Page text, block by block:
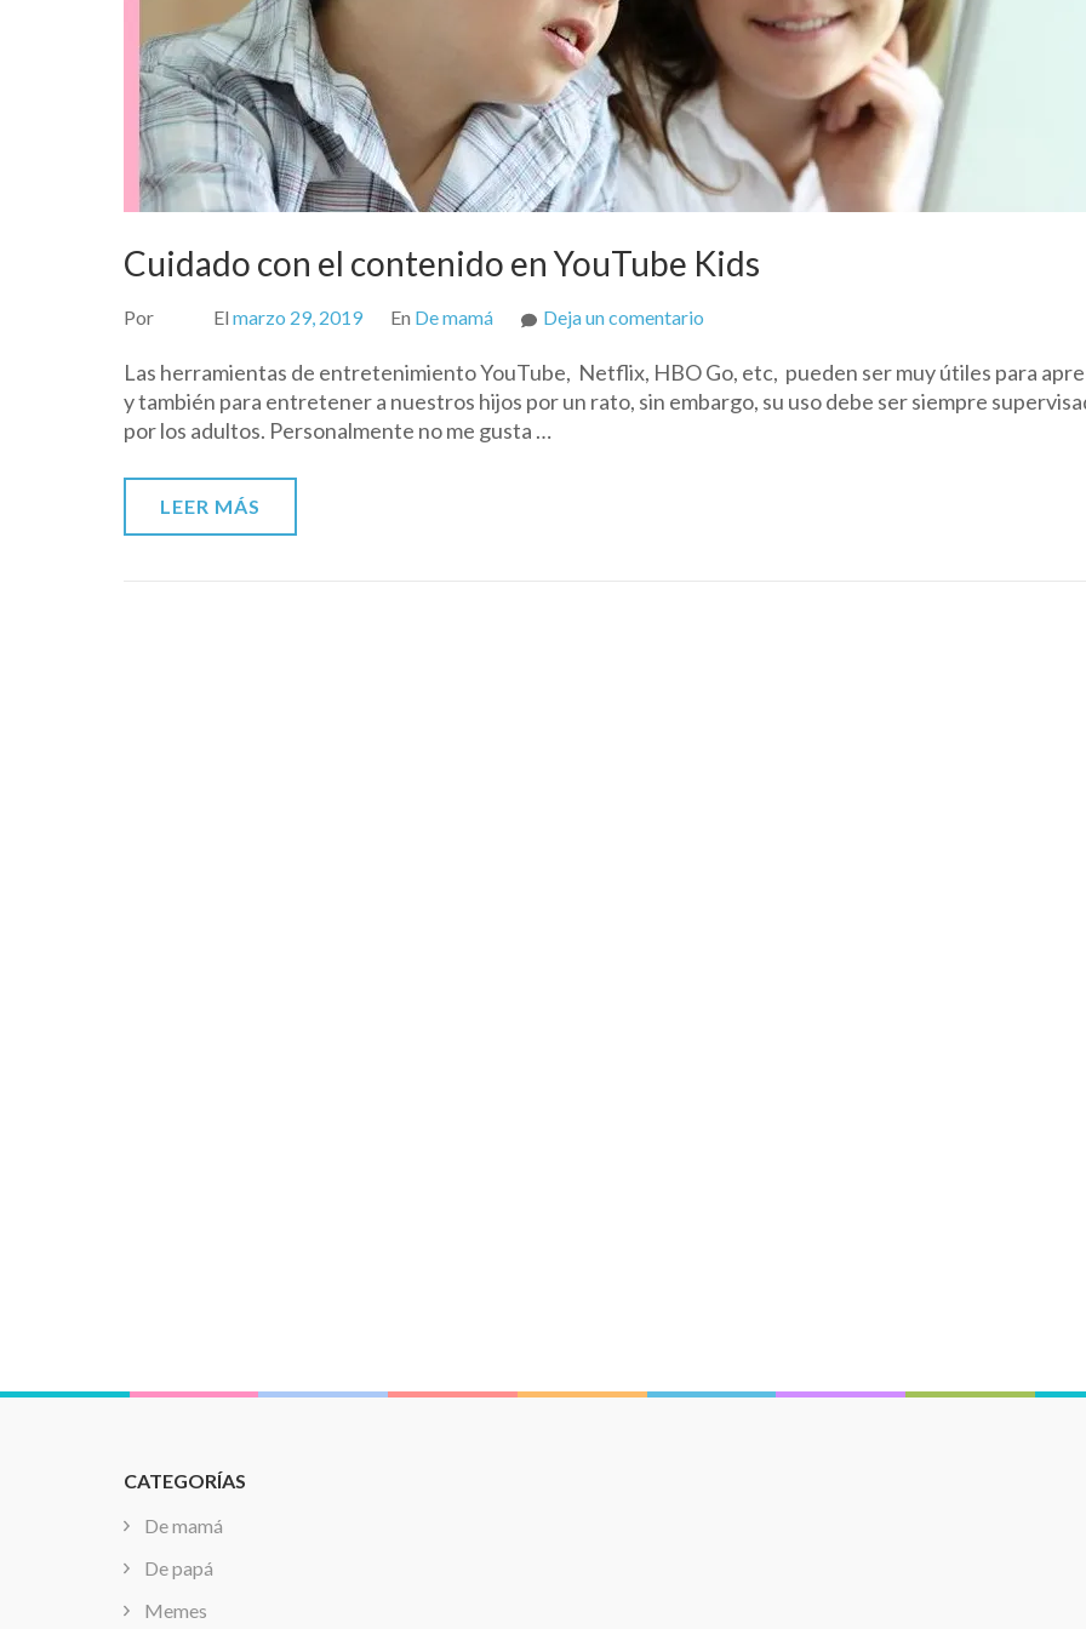
Cuidado con el contenido en YouTube Kids
Por El marzo 29, 2019 En De mamá Deja un comentario
con
el
Las herramientas de entretenimiento YouTube, Netflix, HBO Go, etc, pueden ser muy útiles para
y también para entretener a nuestros hijos por un rato, sin embargo, su uso debe ser siempre
por los adultos. Personalmente no me gusta …
LEER MÁS
CATEGORÍAS
De mamá
De papá
Memes